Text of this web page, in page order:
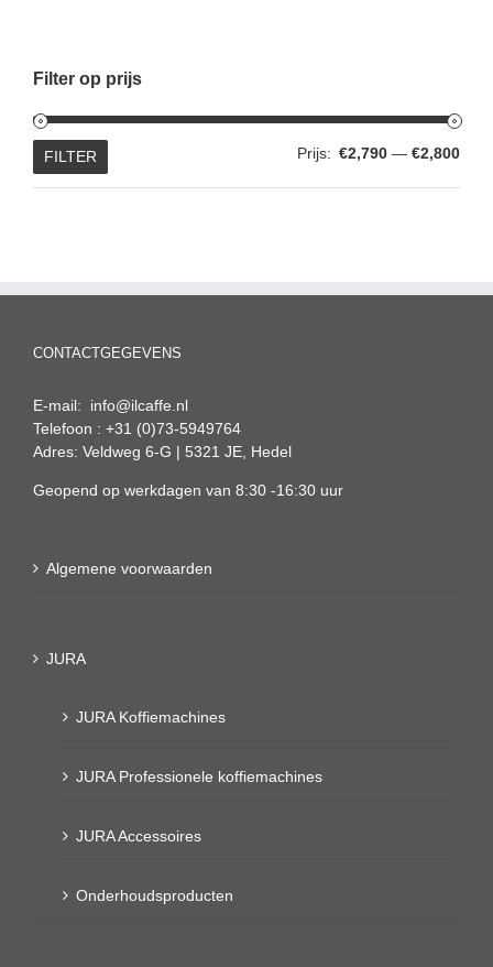
Filter op prijs
Min.
Max.
FILTER Prijs: €2,790 — €2,800
CONTACTGEGEVENS
E-mail: info@ilcaffe.nl
Telefoon : +31 (0)73-5949764
Adres: Veldweg 6-G | 5321 JE, Hedel
Geopend op werkdagen van 8:30 -16:30 uur
Algemene voorwaarden
JURA
JURA Koffiemachines
JURA Professionele koffiemachines
JURA Accessoires
Onderhoudsproducten